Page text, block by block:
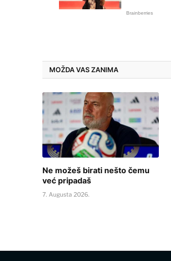
MOŽDA VAS ZANIMA
Ne možeš birati nešto čemu
već pripadaš
7. Augusta 2026.